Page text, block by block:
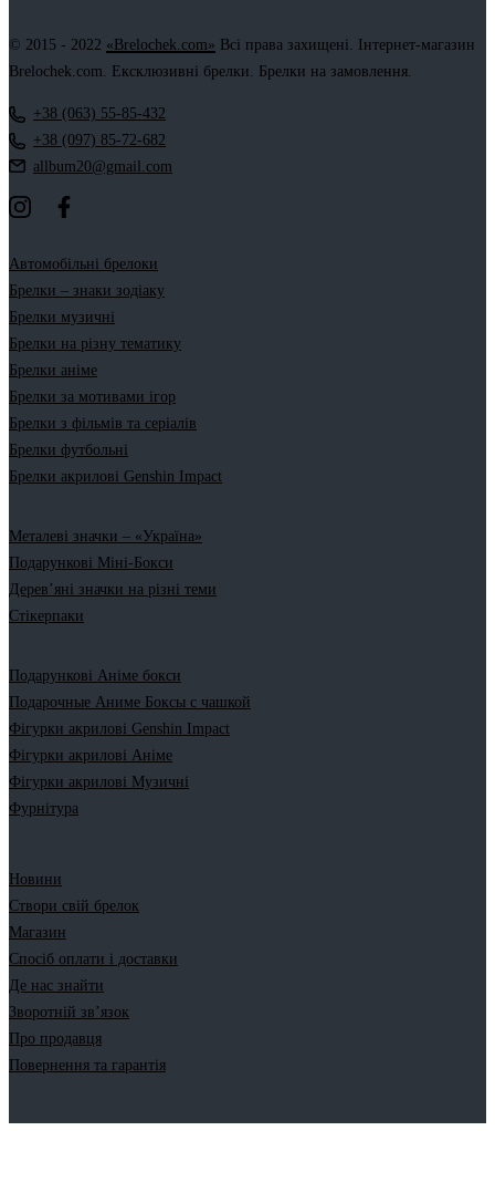
© 2015 - 2022 «Brelochek.com» Всі права захищені. Інтернет-магазин
Brelochek.com. Ексклюзивні брелки. Брелки на замовлення.
+38 (063) 55-85-432
+38 (097) 85-72-682
allbum20@gmail.com
Автомобільні брелоки
Брелки – знаки зодіаку
Брелки музичні
Брелки на різну тематику
Брелки аніме
Брелки за мотивами ігор
Брелки з фільмів та серіалів
Брелки футбольні
Брелки акрилові Genshin Impact
Металеві значки – «Україна»
Подарункові Міні-Бокси
Дерев’яні значки на різні теми
Стікерпаки
Подарункові Аніме бокси
Подарочные Аниме Боксы с чашкой
Фігурки акрилові Genshin Impact
Фігурки акрилові Аніме
Фігурки акрилові Музичні
Фурнітура
Новини
Створи свій брелок
Магазин
Спосіб оплати і доставки
Де нас знайти
Зворотній зв’язок
Про продавця
Повернення та гарантія